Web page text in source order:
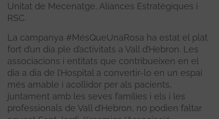
Unitat de Mecenatge, Aliances Estratègiques i
RSC.
La campanya #MésQueUnaRosa ha estat el plat
fort d’un dia ple d’activitats a Vall d’Hebron. Les
associacions i entitats que contribueixen en el
dia a dia de l’Hospital a convertir-lo en un espai
més amable i acollidor per als pacients,
juntament amb les seves famílies i els i les
professionals de Vall d’Hebron, no podien faltar